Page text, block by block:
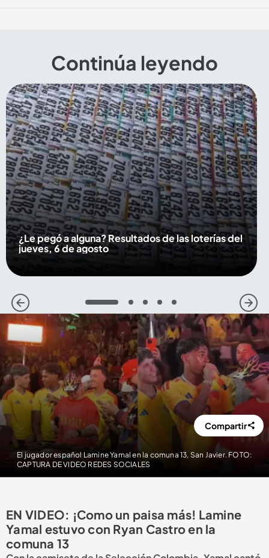
Continúa leyendo
¿Le pegó a alguna? Resultados de las loterías del
jueves, 6 de agosto
1 2 3 4 5
El jugador español Lamine Yamal en la comuna 13, San Javier. FOTO:
CAPTURA DE VIDEO REDES SOCIALES
Compartir
EN VIDEO: ¡Como un paisa más! Lamine
Yamal estuvo con Ryan Castro en la
comuna 13